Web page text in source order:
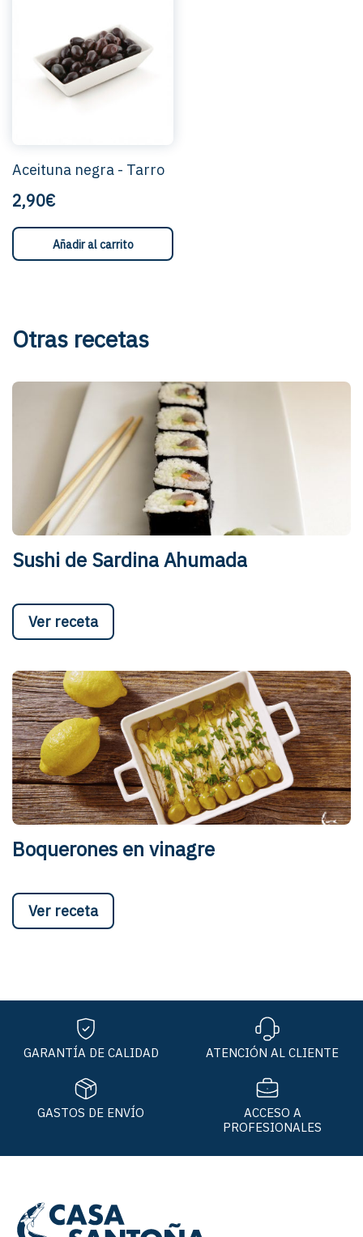
Aceituna negra - Tarro
2,90€
Añadir al carrito
Otras recetas
Sushi de Sardina Ahumada
Ver receta
Boquerones en vinagre
Ver receta
GARANTÍA DE CALIDAD ATENCIÓN AL CLIENTE
GASTOS DE ENVÍO
ACCESO A
PROFESIONALES